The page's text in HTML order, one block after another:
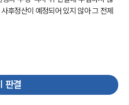
후정산이 예정되어 있지 않아 그 전제
판결